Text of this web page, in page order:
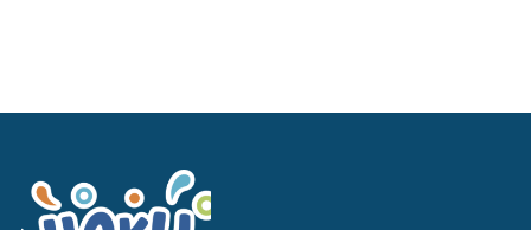
Navegación completa Yakupark